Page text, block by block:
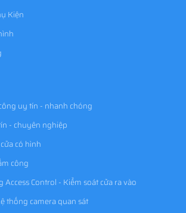
Kiện
uy tín - nhanh chóng
- chuyên nghiệp
có hình
công
Access Control - Kiểm soát cửa ra vào
thống camera quan sát